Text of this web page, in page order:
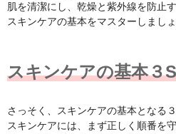
肌を清潔にし、乾燥と紫外線を防止
スキンケアの基本をマスターしましょ
スキンケアの基本３
さっそく、スキンケアの基本となる
スキンケアには、まず正しく順番を